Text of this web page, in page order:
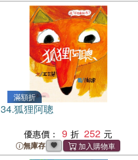
滿額折
34.狐狸阿聰
優惠價： 9 252
無庫存